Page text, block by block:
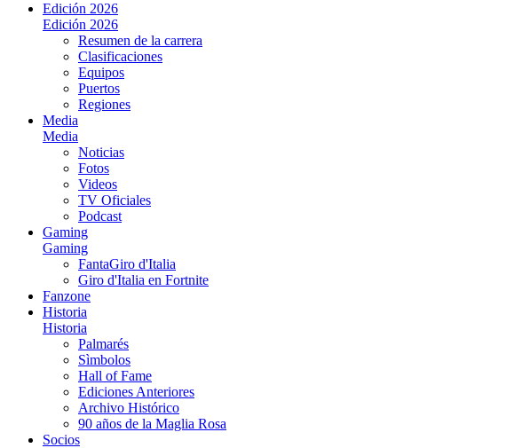
Edición 2026
Edición 2026
Resumen de la carrera
Clasificaciones
Equipos
Puertos
Regiones
Media
Media
Noticias
Fotos
Videos
TV Oficiales
Podcast
Gaming
Gaming
FantaGiro d'Italia
Giro d'Italia en Fortnite
Fanzone
Historia
Historia
Palmarés
Sìmbolos
Hall of Fame
Ediciones Anteriores
Archivo Histórico
90 años de la Maglia Rosa
Socios